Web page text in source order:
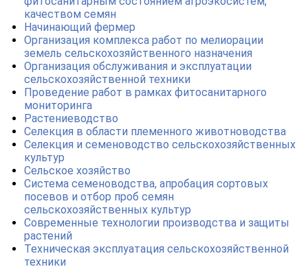
качеством семян
Начинающий фермер
Организация комплекса работ по мелиорации
земель сельскохозяйственного назначения
Организация обслуживания и эксплуатации
сельскохозяйственной техники
Проведение работ в рамках фитосанитарного
мониторинга
Растениеводство
Селекция в области племенного животноводства
Селекция и семеноводство сельскохозяйственных
культур
Сельское хозяйство
Система семеноводства, апробация сортовых
посевов и отбор проб семян
сельскохозяйственных культур
Современные технологии производства и защиты
растений
Техническая эксплуатация сельскохозяйственной
техники